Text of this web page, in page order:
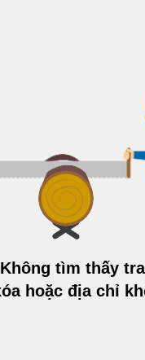
tìm thấy
hoặc địa chỉ